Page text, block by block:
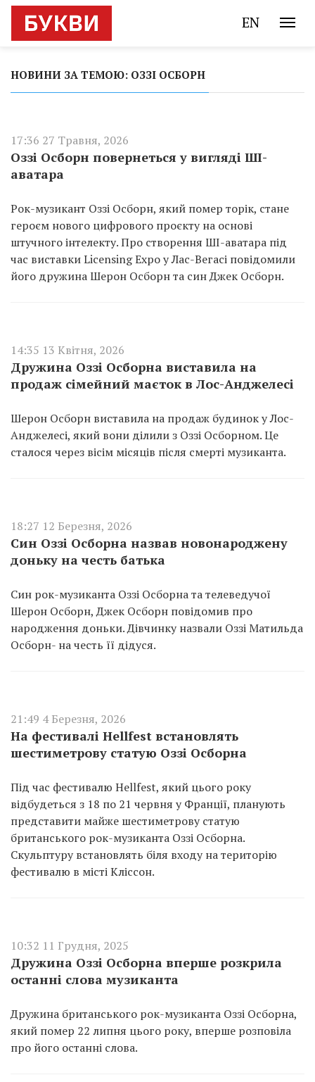
EN
НОВИНИ ЗА ТЕМОЮ: ОЗЗІ ОСБОРН
17:36 27 Травня, 2026
Оззі Осборн повернеться у вигляді ШІ-
аватара
Рок-музикант Оззі Осборн, який помер торік, стане
героєм нового цифрового проєкту на основі
штучного інтелекту. Про створення ШІ-аватара під
час виставки Licensing Expo у Лас-Вегасі повідомили
його дружина Шерон Осборн та син Джек Осборн.
14:35 13 Квітня, 2026
Дружина Оззі Осборна виставила на
продаж сімейний маєток в Лос-Анджелесі
Шерон Осборн виставила на продаж будинок у Лос-
Анджелесі, який вони ділили з Оззі Осборном. Це
сталося через вісім місяців після смерті музиканта.
18:27 12 Березня, 2026
Син Оззі Осборна назвав новонароджену
доньку на честь батька
Син рок-музиканта Оззі Осборна та телеведучої
Шерон Осборн, Джек Осборн повідомив про
народження доньки. Дівчинку назвали Оззі Матильда
Осборн- на честь її дідуся.
21:49 4 Березня, 2026
На фестивалі Hellfest встановлять
шестиметрову статую Оззі Осборна
Під час фестивалю Hellfest, який цього року
відбудеться з 18 по 21 червня у Франції, планують
представити майже шестиметрову статую
британського рок-музиканта Оззі Осборна.
Скульптуру встановлять біля входу на територію
фестивалю в місті Кліссон.
10:32 11 Грудня, 2025
Дружина Оззі Осборна вперше розкрила
останні слова музиканта
Дружина британського рок-музиканта Оззі Осборна,
який помер 22 липня цього року, вперше розповіла
про його останні слова.